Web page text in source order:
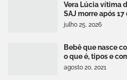
Vera Lúcia vítima
SAJ morre após
julho 25, 2026
Bebê que nasce
o que é, tipos e
agosto 20, 2021